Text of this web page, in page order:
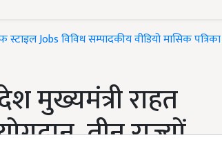
स्टाइलJobsविविधसम्पादकीयवीडियोमासिक पत्रिका
मुख्यमंत्री राहत
तीन राज्यों